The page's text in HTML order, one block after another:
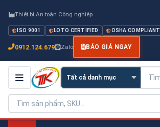
Thiết bị An toàn Công nghiệp
ISO 9001 LOTO CERTIFIED OSHA COMPLIANT
0912.124.679 Zalo BÁO GIÁ NGAY